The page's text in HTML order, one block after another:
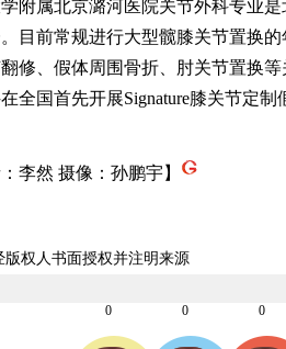
属北京潞河医院关节外科专业是
目前常规进行大型髋膝关节置换的
修、假体周围骨折、肘关节置换
全国首先开展Signature膝关节定
然 摄像：孙鹏宇】
版权人书面授权并注明来源
0
0 0